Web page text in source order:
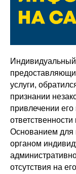
услуги,
признании
привлечении
Основанием для
органом
отсутствия на